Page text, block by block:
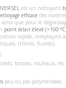
est un nettoyant
efficace des
, ainsi que pour le
point éclair élevé (>100
rapide, remplaçant
chlorés, fluorés).
brosses, rouleaux,
peu ou pas polymérisées.